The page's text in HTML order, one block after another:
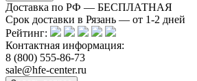
Доставка по РФ — БЕСПЛАТНАЯ
Срок доставки в Рязань — от 1-2 дней
Рейтинг:
Контактная информация:
8 (800) 555-86-73
sale@hfe-center.ru